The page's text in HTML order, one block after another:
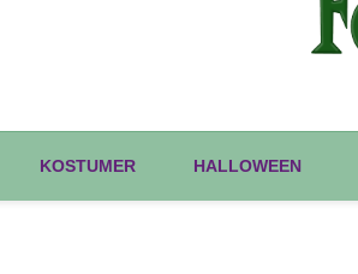
KOSTUMER HALLOWEEN